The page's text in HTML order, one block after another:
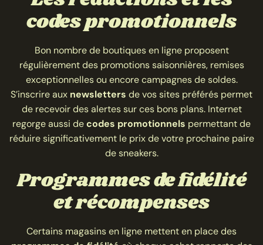
codes promotionnels
Bon nombre de boutiques en ligne proposent
régulièrement des promotions saisonnières, remises
exceptionnelles ou encore campagnes de soldes.
S’inscrire aux newsletters de vos sites préférés permet
de recevoir des alertes sur ces bons plans. Internet
regorge aussi decodes promotionnels permettant de
réduire significativement le prix de votre prochaine paire
de sneakers.
Programmes de fidélité
et récompenses
Certains magasins en ligne mettent en place des